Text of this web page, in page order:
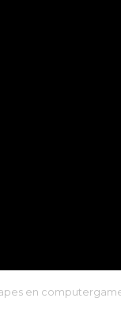
en